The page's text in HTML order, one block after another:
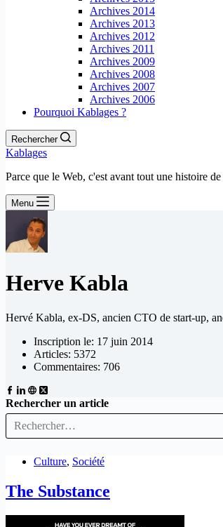
Archives 2014
Archives 2013
Archives 2012
Archives 2011
Archives 2009
Archives 2008
Archives 2007
Archives 2006
Pourquoi Kablages ?
Rechercher
Kablages
Parce que le Web, c'est avant tout une histoire de
Menu
Herve Kabla
Hervé Kabla, ex-DS, ancien CTO de start-up,
Inscription le: 17 juin 2014
Articles: 5372
Commentaires: 706
Rechercher un article
Culture, Société
The Substance